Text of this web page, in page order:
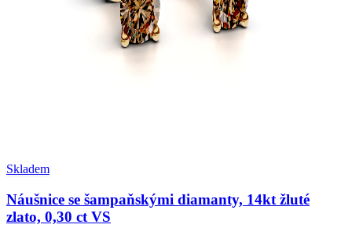
Skladem
Náušnice se šampaňskými diamanty, 14kt žluté
zlato, 0,30 ct VS